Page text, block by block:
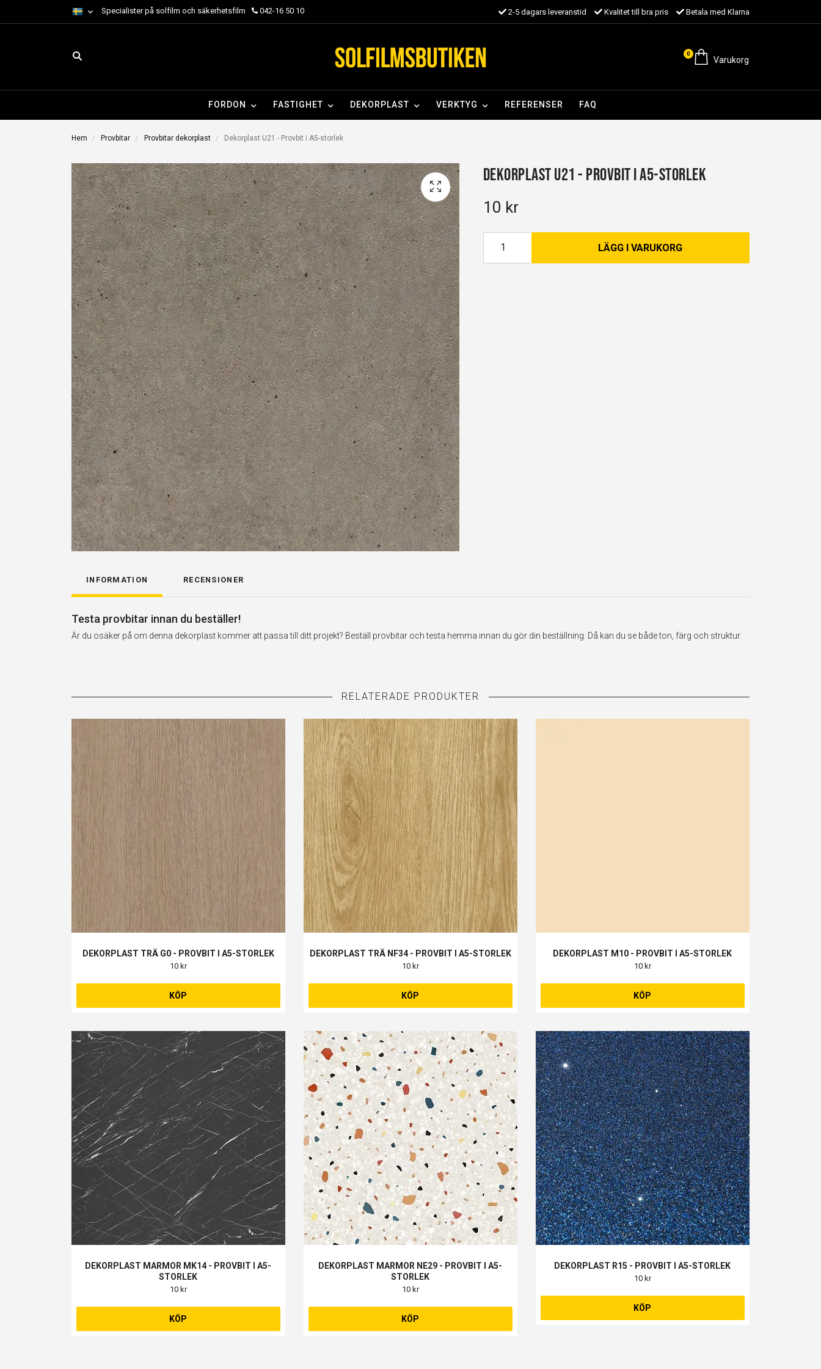
Specialister på solfilm och säkerhetsfilm 042-16 50 10 2-5 dagars leveranstid Kvalitet till bra pris Betala med Klarna
0
Varukorg
FORDON FASTIGHET DEKORPLAST VERKTYG REFERENSER FAQ
Hem Provbitar Provbitar dekorplast Dekorplast U21 - Provbit i A5-storlek
Dekorplast U21 - Provbit i A5-storlek
10 kr
LÄGG I VARUKORG
INFORMATION RECENSIONER
Testa provbitar innan du beställer!
Är du osäker på om denna dekorplast kommer att passa till ditt projekt? Beställ provbitar och testa hemma innan du gör din beställning. Då kan du se både ton, färg och struktur.
DEKORPLAST TRÄ G0 - PROVBIT I A5-STORLEK
10 kr
KÖP
DEKORPLAST TRÄ NF34 - PROVBIT I A5-STORLEK
10 kr
KÖP
DEKORPLAST M10 - PROVBIT I A5-STORLEK
10 kr
KÖP
DEKORPLAST MARMOR MK14 - PROVBIT I A5-
STORLEK
10 kr
KÖP
DEKORPLAST MARMOR NE29 - PROVBIT I A5-
STORLEK
10 kr
KÖP
DEKORPLAST R15 - PROVBIT I A5-STORLEK
10 kr
KÖP